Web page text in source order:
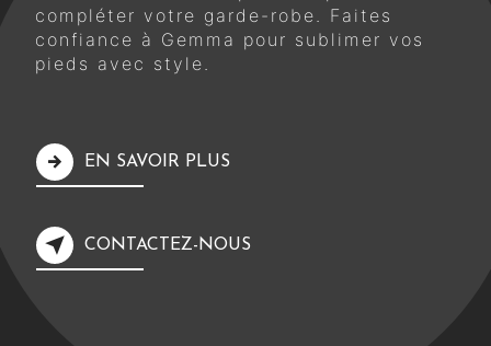
compléter votre garde-robe. Faites
confiance à Gemma pour sublimer vos
pieds avec style.
EN SAVOIR PLUS
CONTACTEZ-NOUS